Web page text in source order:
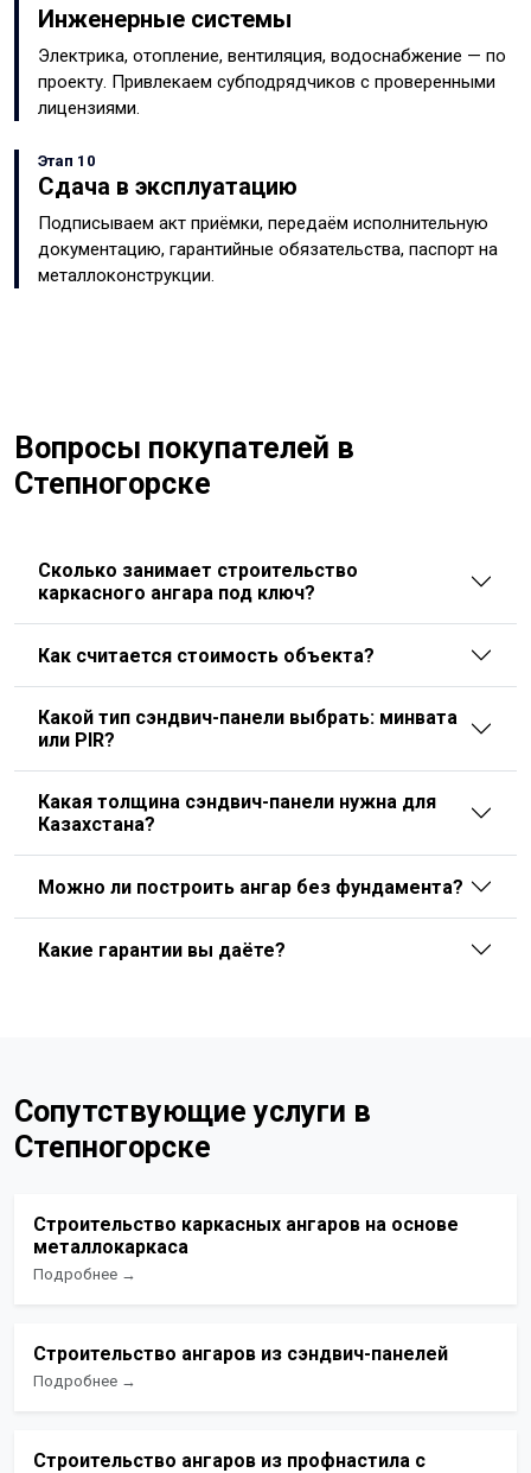
Инженерные системы
Электрика, отопление, вентиляция, водоснабжение — по
проекту. Привлекаем субподрядчиков с проверенными
лицензиями.
Этап 10
Сдача в эксплуатацию
Подписываем акт приёмки, передаём исполнительную
документацию, гарантийные обязательства, паспорт на
металлоконструкции.
Вопросы покупателей в
Степногорске
Сколько занимает строительство
каркасного ангара под ключ?
Как считается стоимость объекта?
Какой тип сэндвич-панели выбрать: минвата
или PIR?
Какая толщина сэндвич-панели нужна для
Казахстана?
Можно ли построить ангар без фундамента?
Какие гарантии вы даёте?
Сопутствующие услуги в
Степногорске
Строительство каркасных ангаров на основе
металлокаркаса
Подробнее →
Строительство ангаров из сэндвич-панелей
Подробнее →
Строительство ангаров из профнастила с